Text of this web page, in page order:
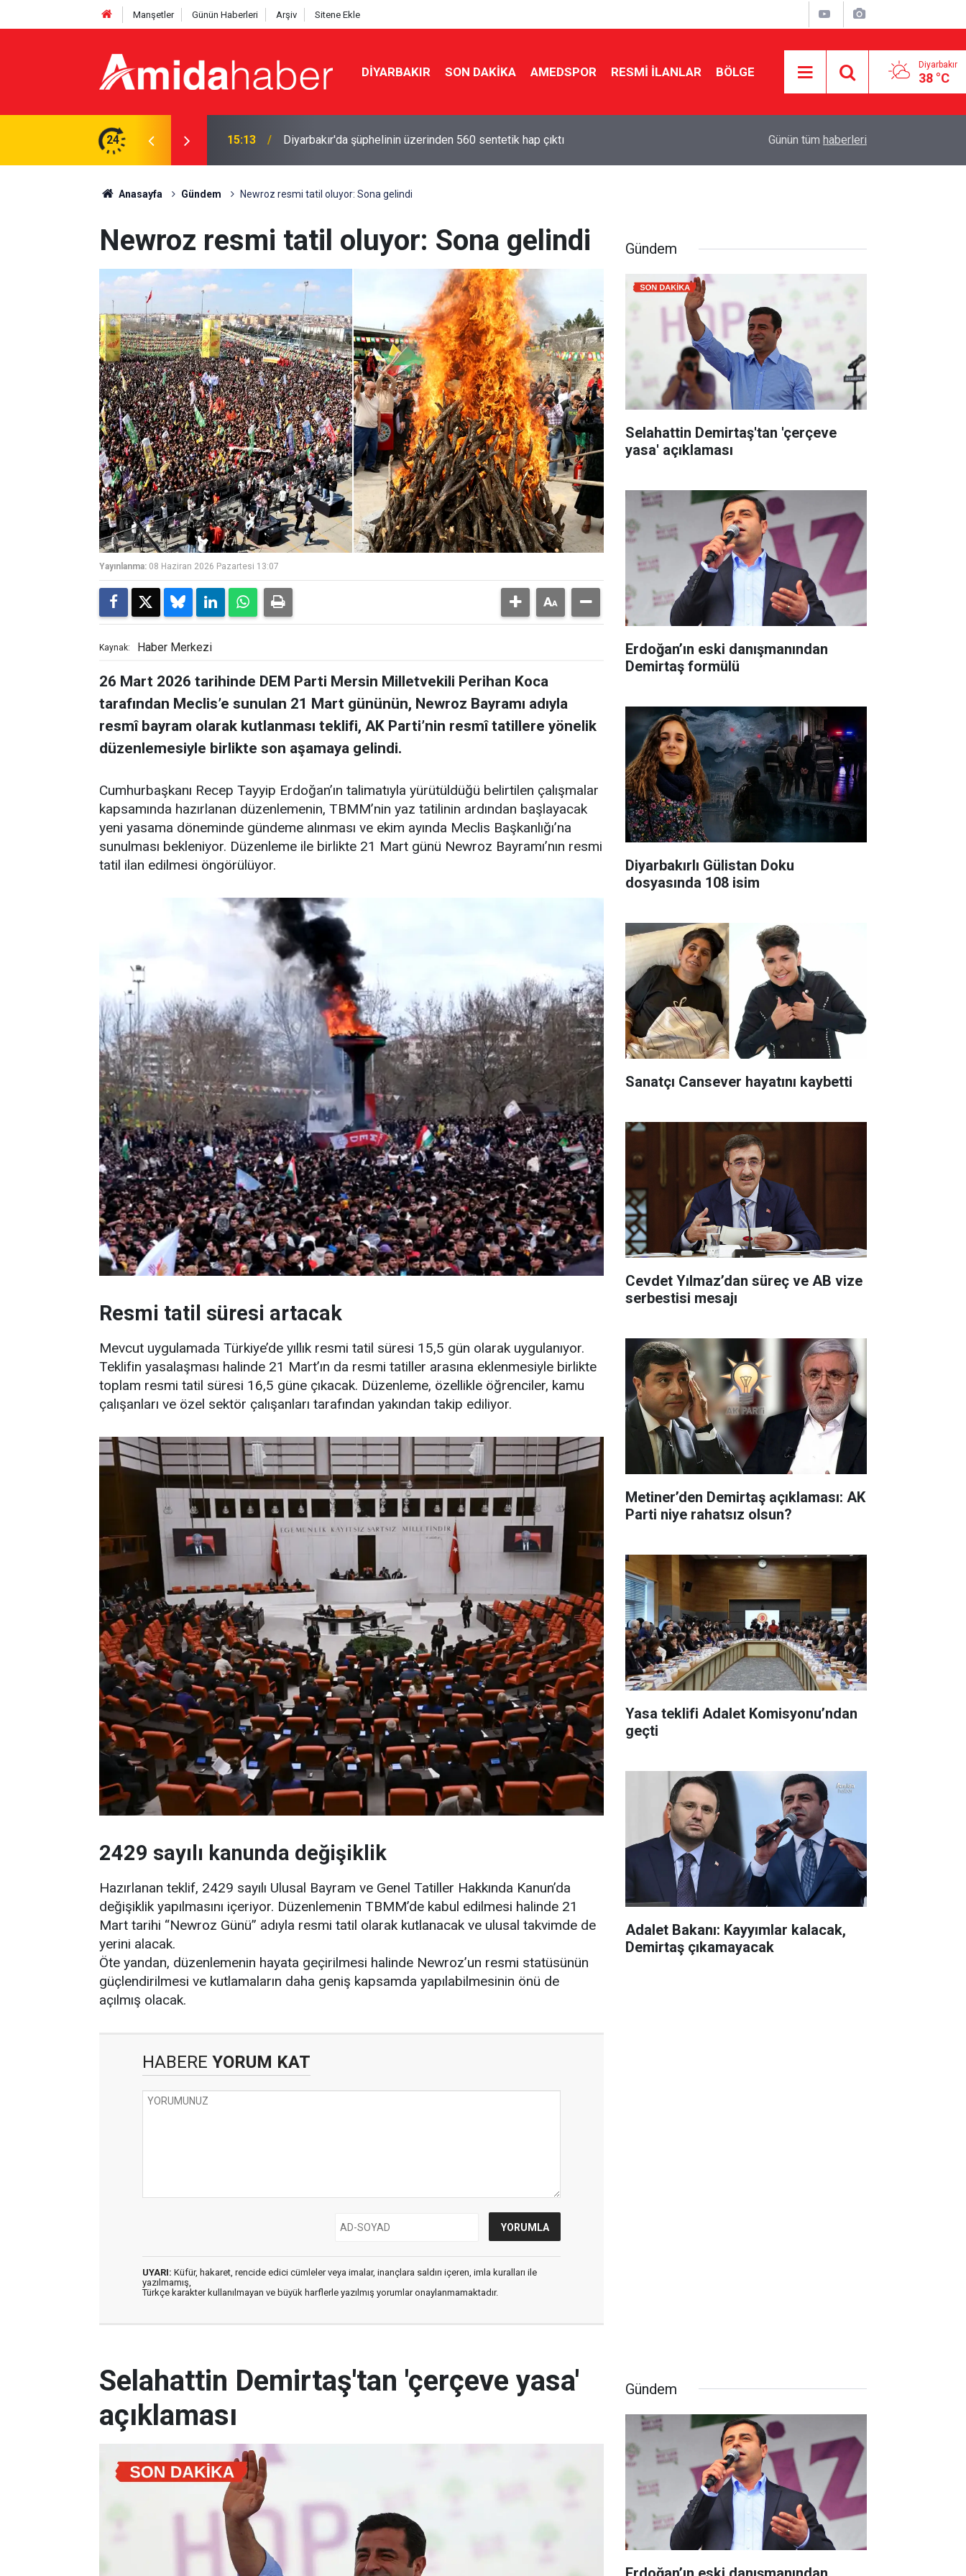
Manşetler Günün Haberleri Arşiv Sitene Ekle
DIYARBAKIR SON DAKIKA AMEDSPOR RESMI İLANLAR BÖLGE Diyarbakır
38 °C
24
560 sentetik hap çıktı 15:04 Diyarbakır'da iş yerine silahlı saldırı: Şüpheli tutuklandı Samuel Ballet imza için Diyarbakır’a geliyor
Günün tüm haberleri
Anasayfa Gündem Newroz resmi tatil oluyor: Sona gelindi
Newroz resmi tatil oluyor: Sona gelindi
Yayınlanma: 08 Haziran 2026 Pazartesi 13:07
Kaynak: Haber Merkezi
26 Mart 2026 tarihinde DEM Parti Mersin Milletvekili Perihan Koca
tarafından Meclis’e sunulan 21 Mart gününün, Newroz Bayramı adıyla
resmî bayram olarak kutlanması teklifi, AK Parti’nin resmî tatillere yönelik
düzenlemesiyle birlikte son aşamaya gelindi.
Cumhurbaşkanı Recep Tayyip Erdoğan’ın talimatıyla yürütüldüğü belirtilen çalışmalar
kapsamında hazırlanan düzenlemenin, TBMM’nin yaz tatilinin ardından başlayacak
yeni yasama döneminde gündeme alınması ve ekim ayında Meclis Başkanlığı’na
sunulması bekleniyor. Düzenleme ile birlikte 21 Mart günü Newroz Bayramı’nın resmi
tatil ilan edilmesi öngörülüyor.
Resmi tatil süresi artacak
Mevcut uygulamada Türkiye’de yıllık resmi tatil süresi 15,5 gün olarak uygulanıyor.
Teklifin yasalaşması halinde 21 Mart’ın da resmi tatiller arasına eklenmesiyle birlikte
toplam resmi tatil süresi 16,5 güne çıkacak. Düzenleme, özellikle öğrenciler, kamu
çalışanları ve özel sektör çalışanları tarafından yakından takip ediliyor.
2429 sayılı kanunda değişiklik
Hazırlanan teklif, 2429 sayılı Ulusal Bayram ve Genel Tatiller Hakkında Kanun’da
değişiklik yapılmasını içeriyor. Düzenlemenin TBMM’de kabul edilmesi halinde 21
Mart tarihi “Newroz Günü” adıyla resmi tatil olarak kutlanacak ve ulusal takvimde de
yerini alacak.
Öte yandan, düzenlemenin hayata geçirilmesi halinde Newroz’un resmi statüsünün
güçlendirilmesi ve kutlamaların daha geniş kapsamda yapılabilmesinin önü de
açılmış olacak.
HABERE YORUM KAT
UYARI: Küfür, hakaret, rencide edici cümleler veya imalar, inançlara saldırı içeren, imla kuralları ile
yazılmamış,
Türkçe karakter kullanılmayan ve büyük harflerle yazılmış yorumlar onaylanmamaktadır.
Gündem
Selahattin Demirtaş'tan 'çerçeve
yasa' açıklaması
Erdoğan’ın eski danışmanından
Demirtaş formülü
Diyarbakırlı Gülistan Doku
dosyasında 108 isim
Sanatçı Cansever hayatını kaybetti
Cevdet Yılmaz’dan süreç ve AB vize
serbestisi mesajı
Metiner’den Demirtaş açıklaması: AK
Parti niye rahatsız olsun?
Yasa teklifi Adalet Komisyonu’ndan
geçti
Adalet Bakanı: Kayyımlar kalacak,
Demirtaş çıkamayacak
Selahattin Demirtaş'tan 'çerçeve yasa'
açıklaması
Gündem